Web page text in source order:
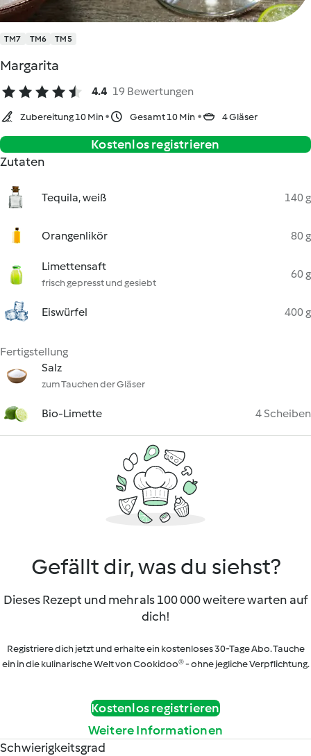
TM7 TM6 TM5
Margarita
4.4 19 Bewertungen
Zubereitung 10 Min Gesamt 10 Min 4 Gläser
Kostenlos registrieren
Zutaten
Tequila, weiß 140 g
Orangenlikör 80 g
Limettensaft
frisch gepresst und gesiebt
60 g
Eiswürfel 400 g
Fertigstellung
Salz
zum Tauchen der Gläser
Bio-Limette 4 Scheiben
Gefällt dir, was du siehst?
Dieses Rezept und mehr als 100 000 weitere warten auf
dich!
Registriere dich jetzt und erhalte ein kostenloses 30-Tage Abo. Tauche
ein in die kulinarische Welt von Cookidoo® - ohne jegliche Verpflichtung.
Kostenlos registrieren
Weitere Informationen
Schwierigkeitsgrad